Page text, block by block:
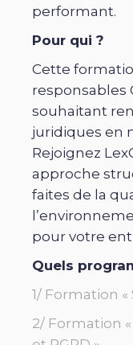
performant.
Pour qui ?
Cette
responsables
souhaitant
juridiques en
Rejoignez
approche
faites de la
pour votre
Quels
1/ Formation «
2/ Formation